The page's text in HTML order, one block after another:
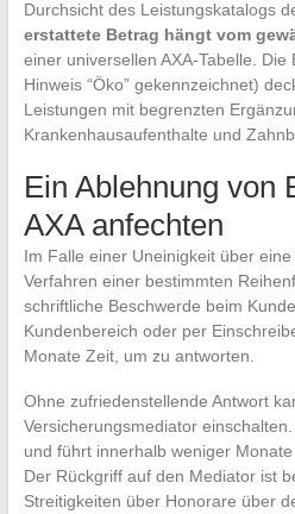
Durchsicht des Leistungskatalogs
erstattete Betrag hängt vom
einer universellen AXA-Tabelle.
Hinweis “Öko” gekennzeichnet)
Leistungen mit begrenzten
Krankenhausaufenthalte und
Ein Ablehnung von
AXA anfechten
Im Falle einer Uneinigkeit über
Verfahren einer bestimmten
schriftliche Beschwerde beim
Kundenbereich oder per
Monate Zeit, um zu antworten.
Ohne zufriedenstellende Antwort
Versicherungsmediator
und führt innerhalb weniger
Der Rückgriff auf den Mediator ist
Streitigkeiten über Honorare über